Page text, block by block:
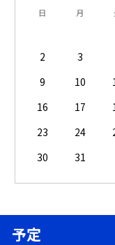
日 月
2
3
9
10
16
17
23
24
30
31
予定